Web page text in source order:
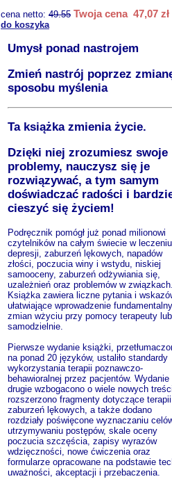
cena netto: 49.55 Twoja cena 47,07 zł
do koszyka
Umysł ponad nastrojem
Zmień nastrój poprzez
sposobu myślenia
Ta książka zmienia życie.
Dzięki niej zrozumiesz swoje
problemy, nauczysz się je
rozwiązywać, a tym samym
doświadczać radości i
cieszyć się życiem!
Podręcznik pomógł już ponad milionowi
czytelników na całym świecie w leczeniu
depresji, zaburzeń lękowych, napadów
złości, poczucia winy i wstydu, niskiej
samooceny, zaburzeń odżywiania się,
uzależnień oraz problemów w
Książka zawiera liczne pytania i
ułatwiające wprowadzenie
zmian wżyciu przy pomocy terapeuty lub
samodzielnie.
Pierwsze wydanie książki,
na ponad 20 języków, ustaliło standardy
wykorzystania terapii poznawczo-
behawioralnej przez pacjentów. Wydanie
drugie wzbogacono o wiele nowych
rozszerzono fragmenty dotyczące terapii
zaburzeń lękowych, a także dodano
rozdziały poświęcone wyznaczaniu
utrzymywaniu postępów, skale oceny
poczucia szczęścia, zapisy wyrazów
wdzięczności, nowe ćwiczenia oraz
formularze opracowane na podstawie
uważności, akceptacji i przebaczenia.